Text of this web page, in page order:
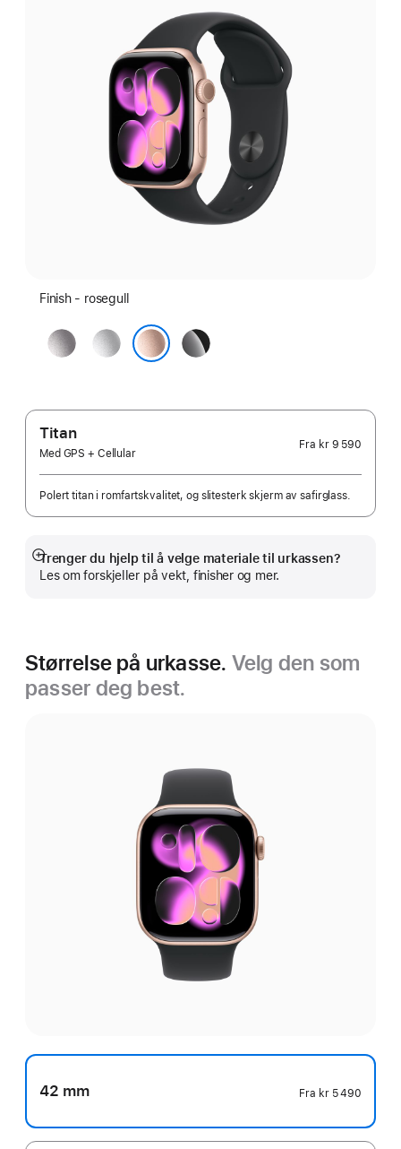
Finish - rosegull
stellargrå
sølv gagatsvart
Titan
Med GPS + Cellular
Fra kr 9 590
Polert titan i romfartskvalitet, og slitesterk skjerm av safirglass.
Trenger du hjelp til å velge materiale til urkassen?
Les om forskjeller på vekt, finisher og mer.
Mer
Størrelse på urkasse. Velg den som
passer deg best.
42 mm Fra kr 5 490